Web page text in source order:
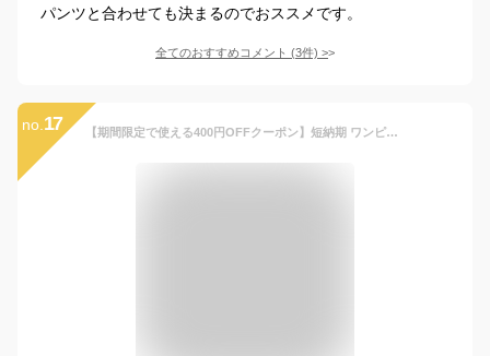
パンツと合わせても決まるのでおススメです。
全てのおすすめコメント (3件) >
no. 17 【期間限定で使える400円OFFクーポン】短納期 ワンピース 女の子 秋冬 韓国 子供服 セットアップ 2点セット ニット ジャンパースカート長袖 子どもドレス ワンピース 入学式 スーツ 女の子 卒園式 子供服 スーツ 女の子 トップス サロペット チェック おしゃれ 無地